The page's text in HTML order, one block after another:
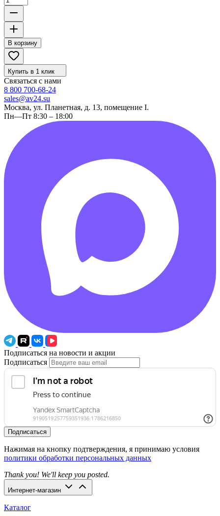
В корзину
Купить в 1 клик
Связаться с нами
8 800 700-68-24
sales@av24.su
Москва, ул. Планетная, д. 13, помещение I.
Пн—Пт 8:30 – 18:00
Подписаться на новости и акции
Подписаться
Подписаться
Нажимая на кнопку подтверждения, я принимаю условия
политики обработки персональных данных
Thank you! We'll keep you posted.
Интернет-магазин
Каталог